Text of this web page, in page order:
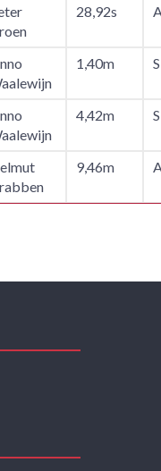
28,92s
1,40m
4,42m
9,46m